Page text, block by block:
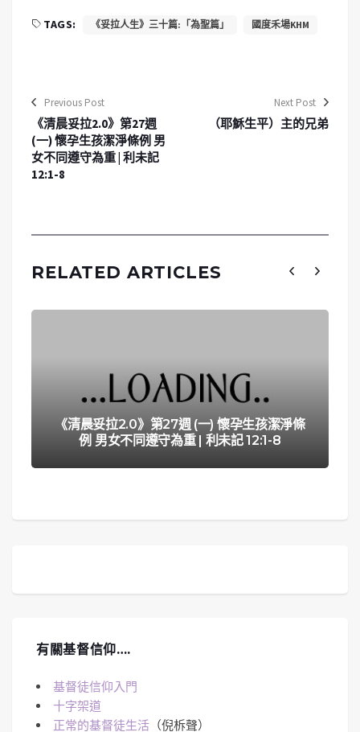
TAGS: 《妥拉人生》三十篇:「為聖篇」 國度禾場KHM
Previous Post
《清晨妥拉2.0》第27週
(一) 懷孕生孩潔淨條例 男
女不同遵守為重 | 利未記
12:1-8
Next Post
（耶穌生平）主的兄弟
RELATED ARTICLES
《清晨妥拉2.0》第27週 (一) 懷孕生孩潔淨條
例 男女不同遵守為重 | 利未記 12:1-8
有關基督信仰….
基督徒信仰入門
十字架道
正常的基督徒生活 （倪柝聲）